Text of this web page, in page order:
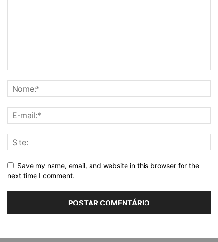
Save my name, email, and website in this browser for the
next time I comment.